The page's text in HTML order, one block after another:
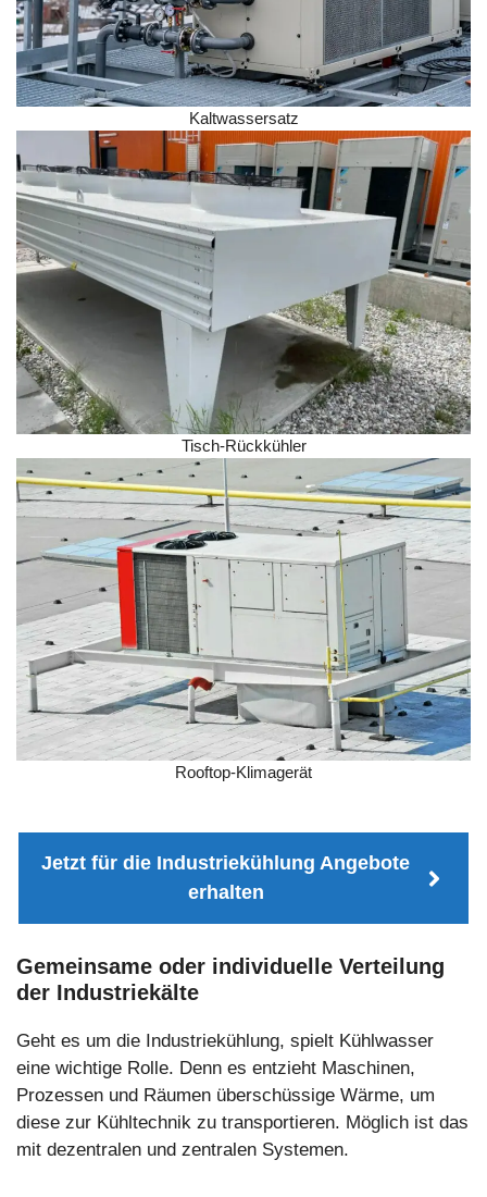
Kaltwassersatz
Tisch-Rückkühler
Rooftop-Klimagerät
Jetzt für die Industriekühlung Angebote
erhalten
Gemeinsame oder individuelle Verteilung
der Industriekälte
Geht es um die Industriekühlung, spielt Kühlwasser
eine wichtige Rolle. Denn es entzieht Maschinen,
Prozessen und Räumen überschüssige Wärme, um
diese zur Kühltechnik zu transportieren. Möglich ist das
mit dezentralen und zentralen Systemen.